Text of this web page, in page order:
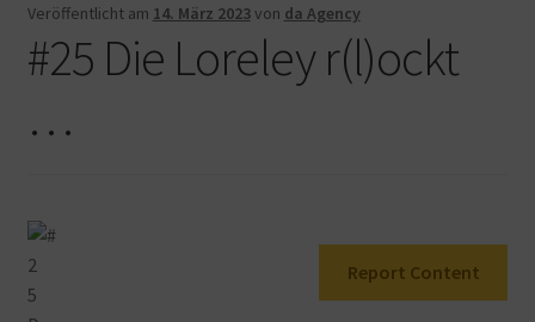
Mein Konto
Veröffentlicht am 14. März 2023von da Agency
#25 Die Loreley r(l)ockt
…
Report Content